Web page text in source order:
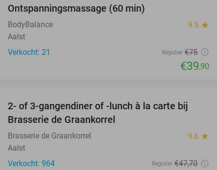
Ontspanningsmassage (60 min)
BodyBalance 9.9 star
Aalst
Verkocht: 21
Regulier €75
€39,90
44%
2- of 3-gangendiner of -lunch à la carte bij
Brasserie de Graankorrel
Brasserie de Graankorrel 9.6 star
Aalst
Verkocht: 964
Regulier €47,70